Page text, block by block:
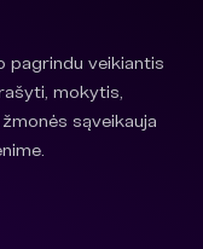
pagrindu veikiantis
mokytis,
sąveikauja